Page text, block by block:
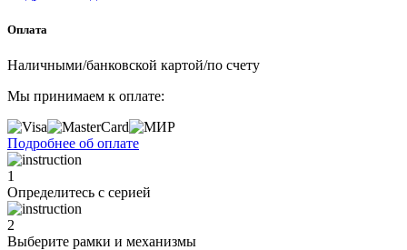
Оплата
Наличными/банковской картой/по счету
Мы принимаем к оплате:
Подробнее об оплате
1
Определитесь с серией
2
Выберите рамки и механизмы